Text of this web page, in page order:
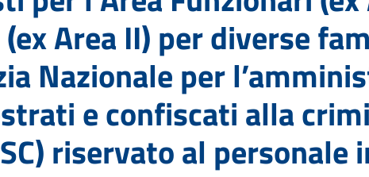
Area II) per diverse
Nazionale per
e confiscati alla
riservato al personale